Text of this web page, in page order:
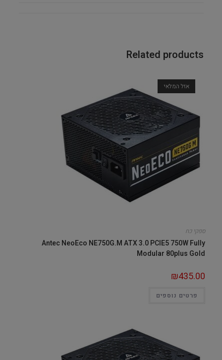
Related products
אזל המלאי
ספקי כח
Antec NeoEco NE750G.M ATX 3.0 PCIE5 750W Fully
Modular 80plus Gold
₪435.00
פרטים נוספים